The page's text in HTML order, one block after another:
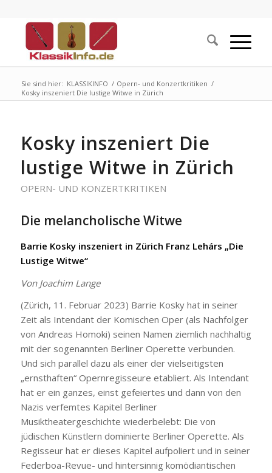
Sie sind hier: KLASSIKINFO / Opern- und Konzertkritiken /
Kosky inszeniert Die lustige Witwe in Zürich
Kosky inszeniert Die
lustige Witwe in Zürich
OPERN- UND KONZERTKRITIKEN
Die melancholische Witwe
Barrie Kosky inszeniert in Zürich Franz Lehárs „Die
Lustige Witwe“
Von Joachim Lange
(Zürich, 11. Februar 2023) Barrie Kosky hat in seiner
Zeit als Intendant der Komischen Oper (als Nachfolger
von Andreas Homoki) seinen Namen ziemlich nachhaltig
mit der sogenannten Berliner Operette verbunden.
Und sich parallel dazu als einer der vielseitigsten
„ernsthaften“ Opernregisseure etabliert. Als Intendant
hat er ein ganzes, einst gefeiertes und dann von den
Nazis verfemtes Kapitel Berliner
Musiktheatergeschichte wiederbelebt: Die von
jüdischen Künstlern dominierte Berliner Operette. Als
Regisseur hat er dieses Kapitel aufpoliert und in seiner
Federboa-Revue- und hintersinnig komödiantischen